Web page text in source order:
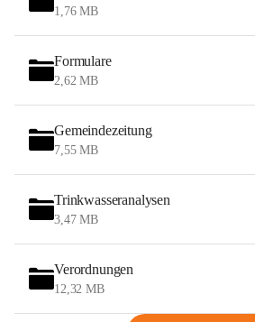
1,76 MB
Formulare
2,62 MB
Gemeindezeitung
7,55 MB
Trinkwasseranalysen
3,47 MB
Verordnungen
12,32 MB